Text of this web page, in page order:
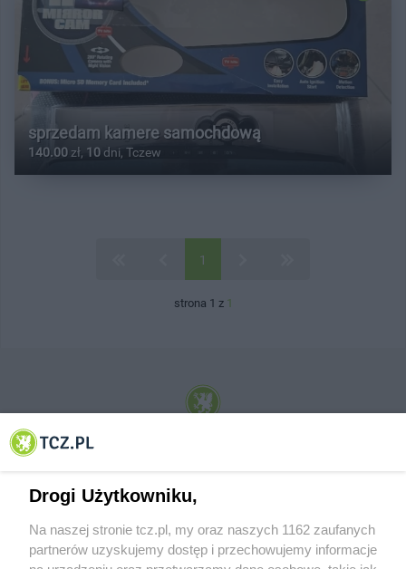
sprzedam kamere samochdową
140.00 zł, 10 dni, Tczew
1
strona 1 z 1
© 2001-2026 Tczew - TCZ.PL Sp. z o.o. Internetowy Serwis Informacyjny Miasta
Drogi Użytkowniku,
Na naszej stronie tcz.pl, my oraz naszych 1162 zaufanych
partnerów uzyskujemy dostęp i przechowujemy informacje